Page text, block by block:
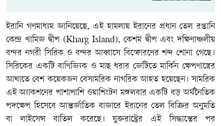
ইরানি গণমাধ্যম জানিয়েছে, এই হামলায় ইরানের প্রধান তেল রপ্তানি
কেন্দ্র খামিজ দ্বীপ (Kharg Island), কেশম দ্বীপ এবং দক্ষিণাঞ্চলীয়
বন্দর নগরী সিরিক ও বন্দর আব্বাসে বিস্ফোরণের শব্দ শোনা গেছে।
সিরিকের একটি বাণিজ্যিক ও মাছ ধরার জেটিতে মার্কিন ক্ষেপণাস্ত্রের
আঘাতে বেশ কয়েকজন বেসামরিক নাগরিক আহত হয়েছেন। সামরিক
এই অ্যাকশনের পাশাপাশি ওয়াশিংটন মঙ্গলবার একটি বড় অর্থনৈতিক
পদক্ষেপ হিসেবে আন্তর্জাতিক বাজারে ইরানের তেল বিক্রির অনুমতি
বা লাইসেন্স বাতিল করেছে। যুক্তরাষ্ট্রের এই সিদ্ধান্তের পর